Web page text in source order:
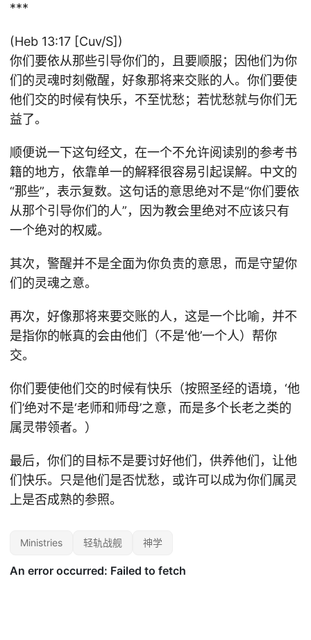
***
(Heb 13:17 [Cuv/S])
你们要依从那些引导你们的，且要顺服；因他们为你
们的灵魂时刻儆醒，好象那将来交账的人。你们要使
他们交的时候有快乐，不至忧愁；若忧愁就与你们无
益了。
顺便说一下这句经文，在一个不允许阅读别的参考书
籍的地方，依靠单一的解释很容易引起误解。中文的
“那些”，表示复数。这句话的意思绝对不是“你们要依
从那个引导你们的人”，因为教会里绝对不应该只有
一个绝对的权威。
其次，警醒并不是全面为你负责的意思，而是守望你
们的灵魂之意。
再次，好像那将来要交账的人，这是一个比喻，并不
是指你的帐真的会由他们（不是‘他’一个人）帮你
交。
你们要使他们交的时候有快乐（按照圣经的语境，‘他
们’绝对不是‘老师和师母’之意，而是多个长老之类的
属灵带领者。）
最后，你们的目标不是要讨好他们，供养他们，让他
们快乐。只是他们是否忧愁，或许可以成为你们属灵
上是否成熟的参照。
Ministries 轻轨战舰 神学